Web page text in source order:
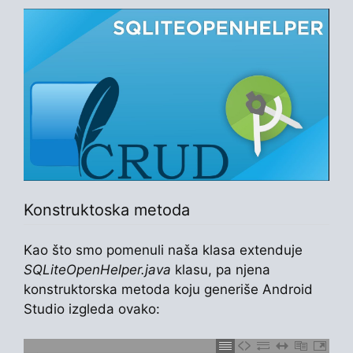
Konstruktoska metoda
Kao što smo pomenuli naša klasa extenduje
SQLiteOpenHelper.java klasu, pa njena
konstruktorska metoda koju generiše Android
Studio izgleda ovako: